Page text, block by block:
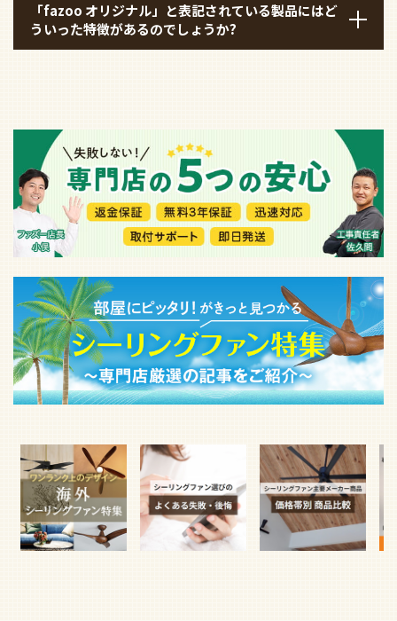
「fazoo オリジナル」と表記されている製品にはど
ういった特徴があるのでしょうか?